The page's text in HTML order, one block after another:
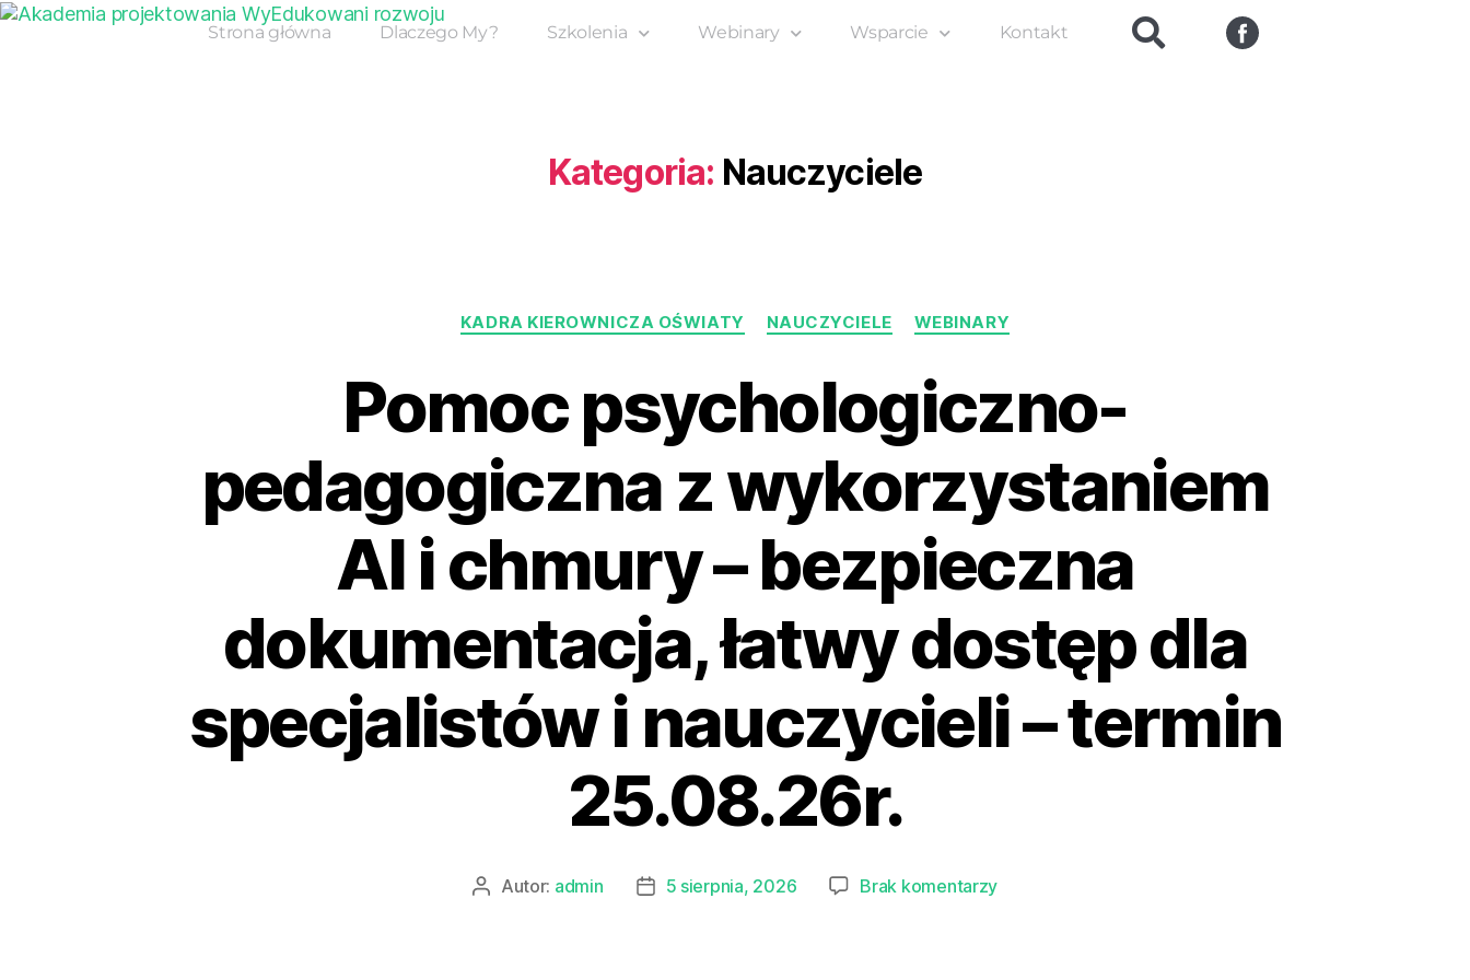
Strona główna Dlaczego My? Szkolenia Webinary Wsparcie Kontakt
Kategoria: Nauczyciele
KADRA KIEROWNICZA OŚWIATY NAUCZYCIELE WEBINARY
Pomoc psychologiczno-
pedagogiczna z wykorzystaniem
AI i chmury – bezpieczna
dokumentacja, łatwy dostęp dla
specjalistów i nauczycieli – termin
25.08.26r.
Autor: admin 5 sierpnia, 2026 Brak komentarzy